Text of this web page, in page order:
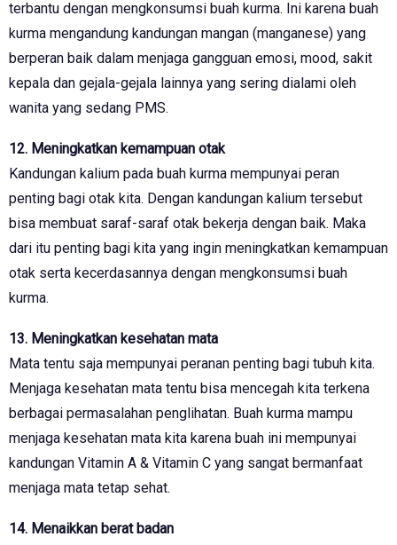
terbantu dengan mengkonsumsi buah kurma. Ini karena buah
kurma mengandung kandungan mangan (manganese) yang
berperan baik dalam menjaga gangguan emosi, mood, sakit
kepala dan gejala-gejala lainnya yang sering dialami oleh
wanita yang sedang PMS.
12. Meningkatkan kemampuan otak
Kandungan kalium pada buah kurma mempunyai peran
penting bagi otak kita. Dengan kandungan kalium tersebut
bisa membuat saraf-saraf otak bekerja dengan baik. Maka
dari itu penting bagi kita yang ingin meningkatkan kemampuan
otak serta kecerdasannya dengan mengkonsumsi buah
kurma.
13. Meningkatkan kesehatan mata
Mata tentu saja mempunyai peranan penting bagi tubuh kita.
Menjaga kesehatan mata tentu bisa mencegah kita terkena
berbagai permasalahan penglihatan. Buah kurma mampu
menjaga kesehatan mata kita karena buah ini mempunyai
kandungan Vitamin A & Vitamin C yang sangat bermanfaat
menjaga mata tetap sehat.
14. Menaikkan berat badan